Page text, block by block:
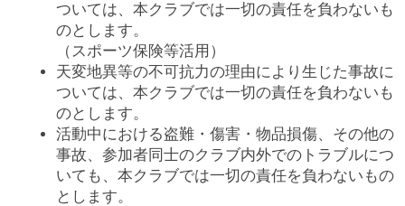
ついては、本クラブでは一切の責任を負わないも
のとします。
（スポーツ保険等活用）
天変地異等の不可抗力の理由により生じた事故に
ついては、本クラブでは一切の責任を負わないも
のとします。
活動中における盗難・傷害・物品損傷、その他の
事故、参加者同士のクラブ内外でのトラブルにつ
いても、本クラブでは一切の責任を負わないもの
とします。